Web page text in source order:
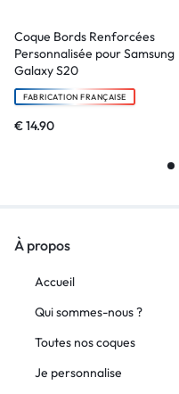
Coque Bords Renforcées
Personnalisée pour Samsung
Galaxy S20
FABRICATION FRANÇAISE
€14.90
À propos
Accueil
Qui sommes-nous ?
Toutes nos coques
Je personnalise